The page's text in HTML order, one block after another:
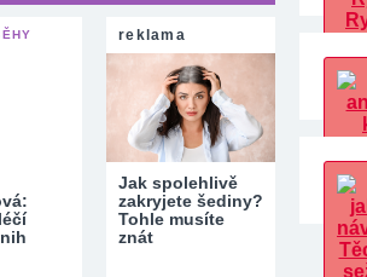
reklama
Jak spolehlivě
zakryjete šediny?
Tohle musíte
znát